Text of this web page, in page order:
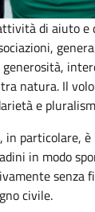
di aiuto e
natura. Il
e
particolare,
in modo
senza
civile.